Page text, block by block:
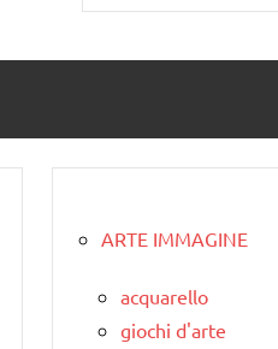
per:
ARTE IMMAGINE
acquarello
giochi d'arte